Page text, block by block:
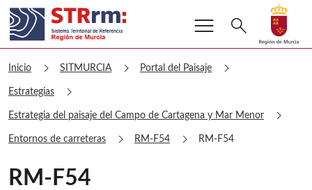
sitmurcia RM-F54
Volver a
Ir a
menu Buscar
search
Inicio chevron_right SITMURCIA chevron_right Portal del Paisaje chevron_right
Estrategias chevron_right
Estrategia del paisaje del Campo de Cartagena y Mar Menor chevron_right
Entornos de carreteras chevron_right RM-F54 chevron_right RM-F54
RM-F54